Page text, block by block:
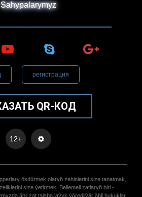
Sahypalarymyz
регистрация
QR-КОД
12+
ösdürmek olaryñ zehinlerini size tanatmak,
size ýetirmek. Bellemeli zatlaryñ biri -
ähli zat talaba laýyk ýöredilýär ähli hukuklar